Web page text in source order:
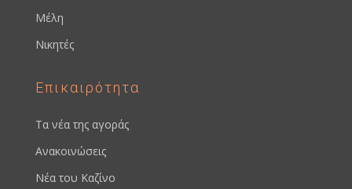
Μέλη
Νικητές
Επικαιρότητα
Τα νέα της αγοράς
Ανακοινώσεις
Νέα του Καζίνο